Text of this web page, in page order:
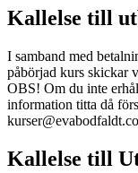
Kallelse till
I samband med
påbörjad kurs skickar
OBS! Om du inte
information titta då
Kallelse till